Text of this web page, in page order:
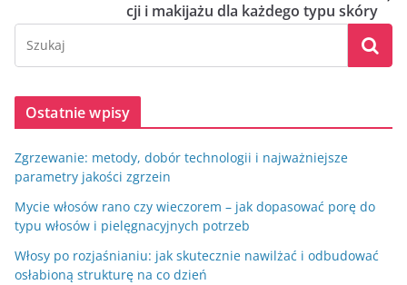
cji i makijażu dla każdego typu skóry
Ostatnie wpisy
Zgrzewanie: metody, dobór technologii i najważniejsze
parametry jakości zgrzein
Mycie włosów rano czy wieczorem – jak dopasować porę do
typu włosów i pielęgnacyjnych potrzeb
Włosy po rozjaśnianiu: jak skutecznie nawilżać i odbudować
osłabioną strukturę na co dzień